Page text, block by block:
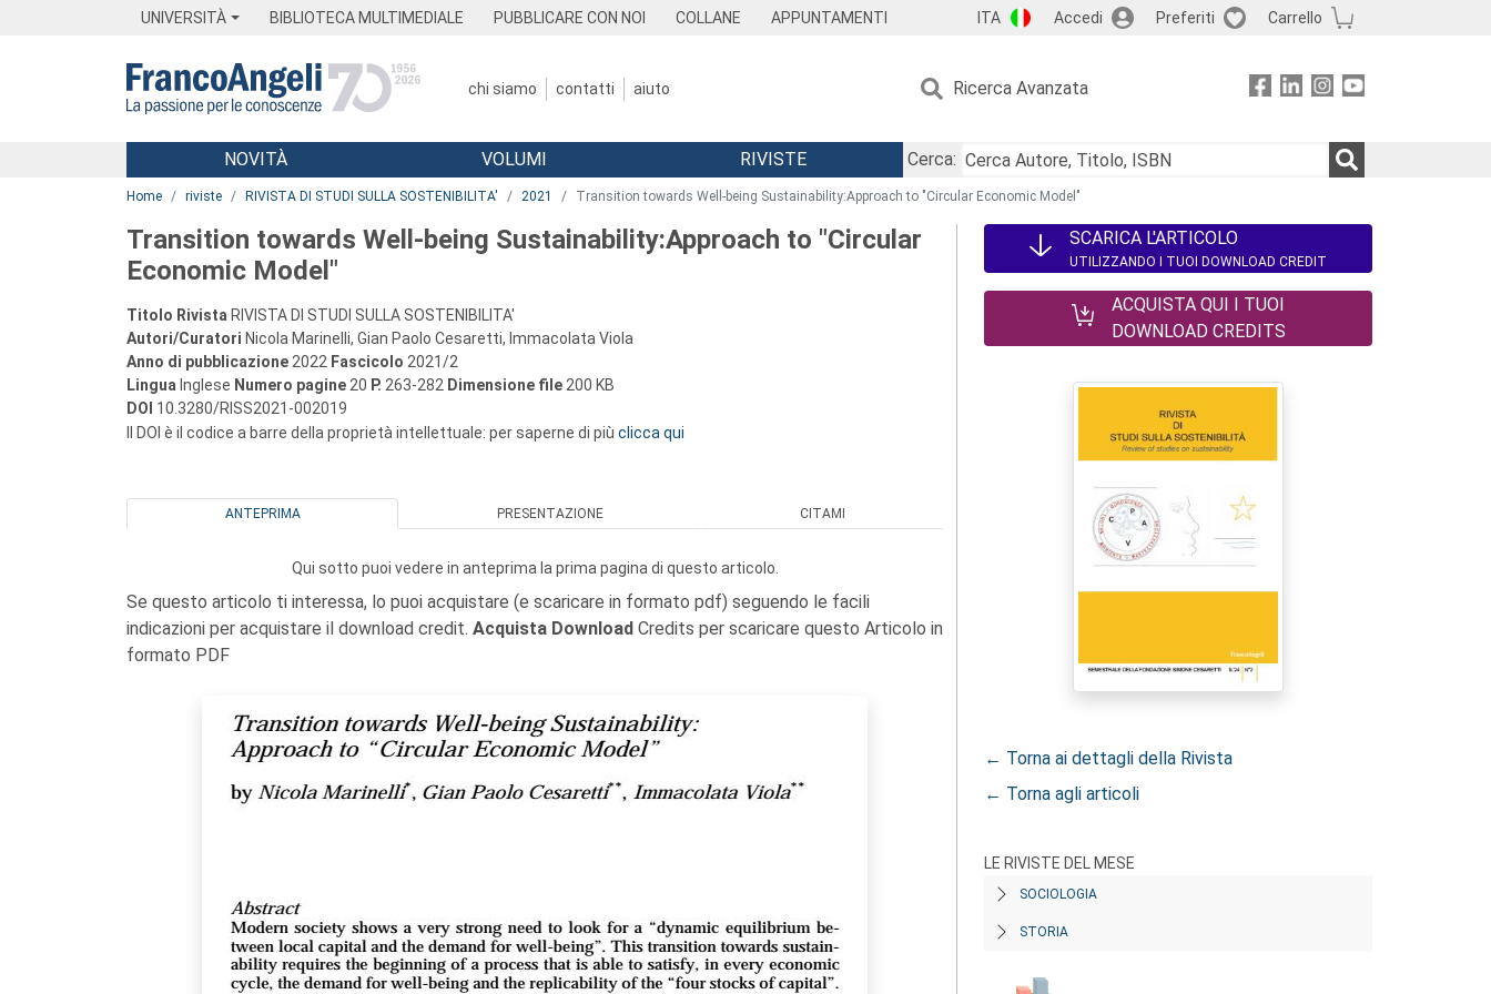
UNIVERSITÀ BIBLIOTECA MULTIMEDIALE PUBBLICARE CON NOI COLLANE APPUNTAMENTI ITA Accedi Preferiti Carrello
chi siamo contatti aiuto Ricerca Avanzata
Menu
NOVITÀ VOLUMI RIVISTE
Cerca:
Home riviste RIVISTA DI STUDI SULLA SOSTENIBILITA' 2021 Transition towards Well-being Sustainability:Approach to "Circular Economic Model"
Transition towards Well-being Sustainability:Approach to "Circular
Economic Model"
Titolo Rivista RIVISTA DI STUDI SULLA SOSTENIBILITA'
Autori/Curatori Nicola Marinelli, Gian Paolo Cesaretti, Immacolata Viola
Anno di pubblicazione 2022 Fascicolo 2021/2
Lingua Inglese Numero pagine 20 P. 263-282 Dimensione file 200 KB
DOI 10.3280/RISS2021-002019
Il DOI è il codice a barre della proprietà intellettuale: per saperne di più clicca qui
ANTEPRIMA PRESENTAZIONE CITAMI
Qui sotto puoi vedere in anteprima la prima pagina di questo articolo.
Se questo articolo ti interessa, lo puoi acquistare (e scaricare in formato pdf) seguendo le facili
indicazioni per acquistare il download credit. Acquista Download Credits per scaricare questo Articolo in
formato PDF
SCARICA L'ARTICOLO
UTILIZZANDO I TUOI DOWNLOAD CREDIT
ACQUISTA QUI I TUOI
DOWNLOAD CREDITS
← Torna ai dettagli della Rivista
← Torna agli articoli
LE RIVISTE DEL MESE
SOCIOLOGIA
STORIA